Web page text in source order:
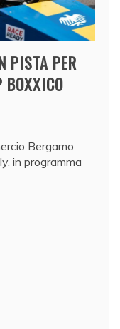
PISTA PER
BOXXICO
Bergamo
in programma